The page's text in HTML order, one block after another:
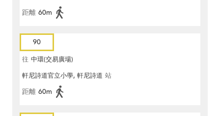
距離 60m
90
往 中環(交易廣場)
軒尼詩道官立小學, 軒尼詩道 站
距離 60m